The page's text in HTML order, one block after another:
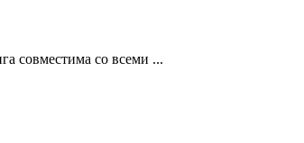
совместима со всеми ...